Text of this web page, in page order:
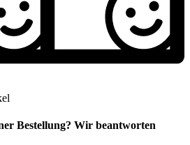
Bestellung? Wir beantworten